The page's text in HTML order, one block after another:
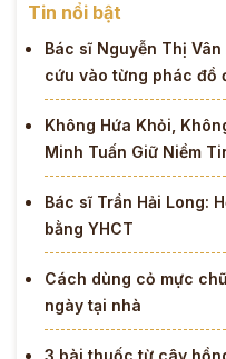
Tin nổi bật
Bác sĩ Nguyễn Thị
cứu vào từng phác đồ
Không Hứa Khỏi,
Minh Tuấn Giữ Niềm
Bác sĩ Trần Hải Long:
bằng YHCT
Cách dùng cỏ mực
ngày tại nhà